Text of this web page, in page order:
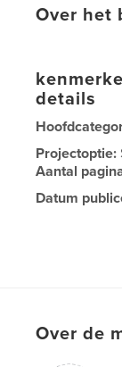
Over het
details
Projectoptie:
Aantal
Datum
Over de